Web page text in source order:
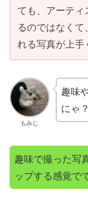
ても、アーテ
るのではなく
れる写真が上手
もみじ
趣味
にゃ？
趣味で撮った写
ップする感覚で